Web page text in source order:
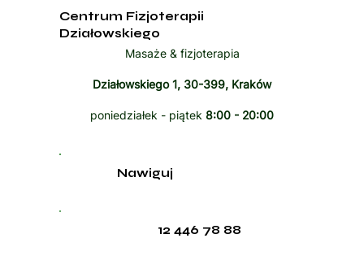
Centrum Fizjoterapii
Działowskiego
Masaże & fizjoterapia
Działowskiego 1, 30-399, Kraków
poniedziałek - piątek 8:00 - 20:00
12 446 78 88
Nawiguj